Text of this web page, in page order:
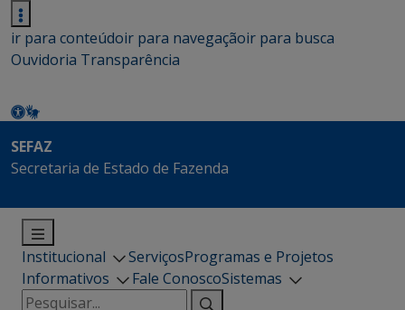
ir para conteúdoir para navegaçãoir para busca
Ouvidoria Transparência
SEFAZ
Secretaria de Estado de Fazenda
Institucional ServiçosProgramas e Projetos
Informativos
Fale ConoscoSistemas
Pesquisar